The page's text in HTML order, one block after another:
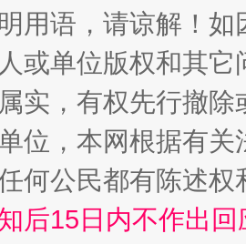
用语，请谅解！
或单位版权和其它
实，有权先行撤
位，本网根据有
何公民都有陈述
后15日内不作出